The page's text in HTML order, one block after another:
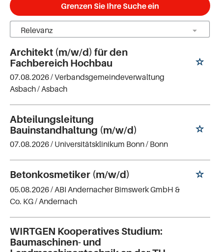
Grenzen Sie Ihre Suche ein
Architekt (m/w/d) für den
Fachbereich Hochbau
07.08.2026 /Verbandsgemeindeverwaltung
Asbach/ Asbach
Abteilungsleitung
Bauinstandhaltung (m/w/d)
07.08.2026 / Universitätsklinikum Bonn/ Bonn
Betonkosmetiker (m/w/d)
05.08.2026 / ABI Andernacher Bimswerk GmbH &
Co. KG/ Andernach
WIRTGEN Kooperatives Studium:
Baumaschinen- und